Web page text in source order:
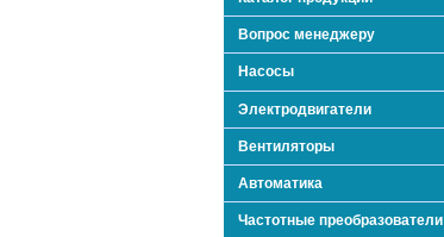
Вопрос менеджеру
Насосы
Электродвигатели
Вентиляторы
Автоматика
Частотные преобразователи